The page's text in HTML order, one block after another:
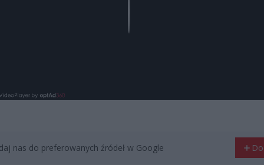
nas do preferowanych źródeł w Google